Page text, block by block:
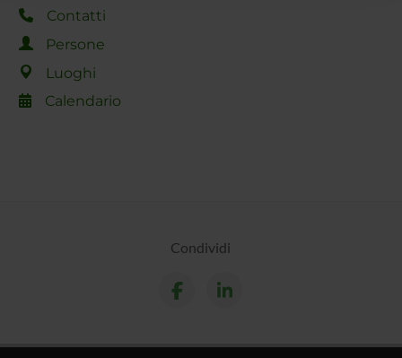
raccolto dal tuo utilizzo dei loro servizi.
Contatti
Persone
Luoghi
Calendario
Condividi